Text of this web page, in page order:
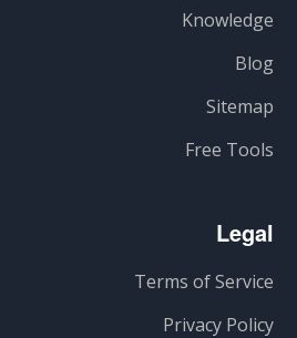
Knowledge
Blog
Sitemap
Free Tools
Legal
Terms of Service
Privacy Policy